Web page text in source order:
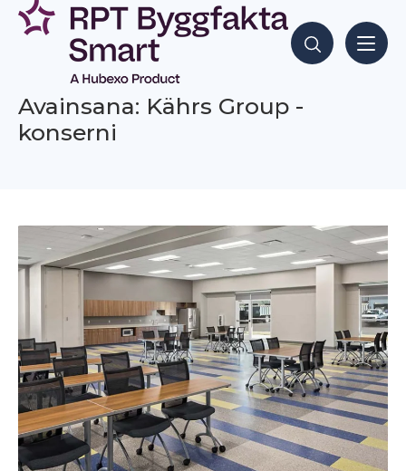
Siirry
sisältöön
Hae sisältöjä
Avainsana: Kährs Group -
konserni